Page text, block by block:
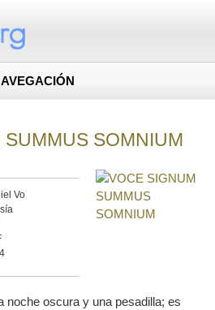
SOMNIUM
Vo
noche oscura y una pesadilla; es